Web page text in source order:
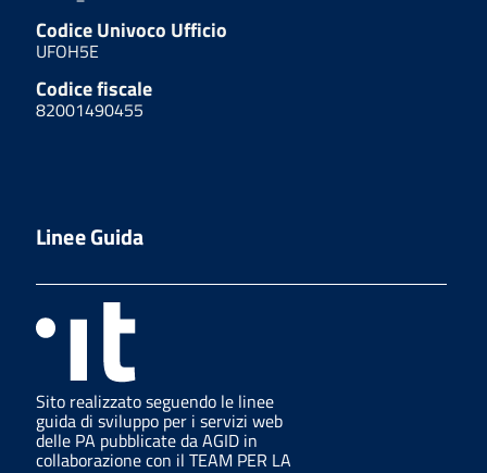
Codice Univoco Ufficio
UFOH5E
Codice fiscale
82001490455
Linee Guida
Sito realizzato seguendo le linee
guida di sviluppo per i servizi web
delle PA pubblicate da AGID in
collaborazione con il TEAM PER LA